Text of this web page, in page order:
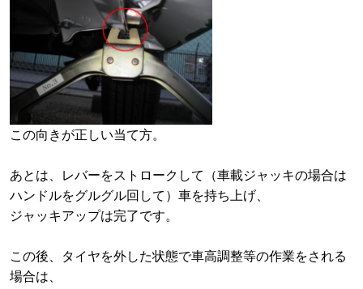
この向きが正しい当て方。
あとは、レバーをストロークして（車載ジャッキの場合は
ハンドルをグルグル回して）車を持ち上げ、
ジャッキアップは完了です。
この後、タイヤを外した状態で車高調整等の作業をされる
場合は、